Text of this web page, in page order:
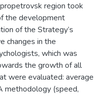
region took
the development
of the Strategy’s
changes in the
which was
the growth of all
were evaluated: average
methodology (speed,